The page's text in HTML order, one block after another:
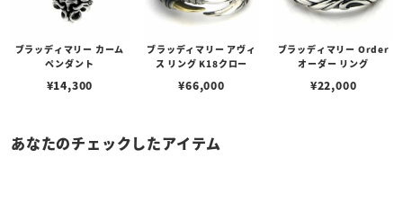
ブラッディマリー カーム
ペンダント
¥14,300
ブラッディマリー アヴィ
ス リング K18クロー
¥66,000
ブラッディマリー Order
オーダー リング
¥22,000
あなたのチェックしたアイテム